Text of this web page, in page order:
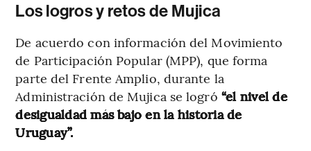
Los logros y retos de Mujica
De acuerdo con información del Movimiento
de Participación Popular (MPP), que forma
parte del Frente Amplio, durante la
Administración de Mujica se logró “el nivel de
desigualdad más bajo en la historia de
Uruguay”.